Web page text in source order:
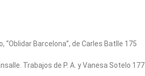
“Oblidar Barcelona”, de Carles Batlle 175
Trabajos de P. A. y Vanesa Sotelo 177